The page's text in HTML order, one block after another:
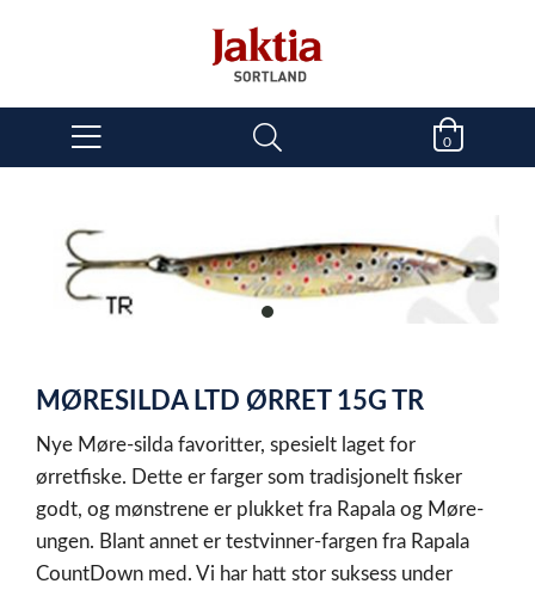
0
item
of
1
MØRESILDA LTD ØRRET 15G TR
Nye Møre-silda favoritter, spesielt laget for
ørretfiske. Dette er farger som tradisjonelt fisker
godt, og mønstrene er plukket fra Rapala og Møre-
ungen. Blant annet er testvinner-fargen fra Rapala
CountDown med. Vi har hatt stor suksess under